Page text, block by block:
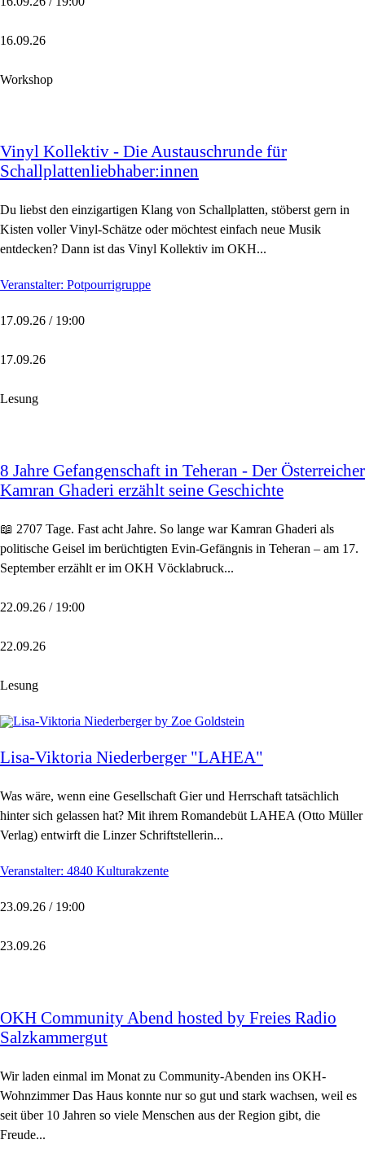
16.09.26
Workshop
Vinyl Kollektiv - Die Austauschrunde für
Schallplattenliebhaber:innen
Du liebst den einzigartigen Klang von Schallplatten, stöberst gern in
Kisten voller Vinyl-Schätze oder möchtest einfach neue Musik
entdecken? Dann ist das Vinyl Kollektiv im OKH...
Veranstalter: Potpourrigruppe
17.09.26 / 19:00
17.09.26
Lesung
8 Jahre Gefangenschaft in Teheran - Der Österreicher
Kamran Ghaderi erzählt seine Geschichte
📖 2707 Tage. Fast acht Jahre. So lange war Kamran Ghaderi als
politische Geisel im berüchtigten Evin-Gefängnis in Teheran – am 17.
September erzählt er im OKH Vöcklabruck...
22.09.26 / 19:00
22.09.26
Lesung
Lisa-Viktoria Niederberger "LAHEA"
Was wäre, wenn eine Gesellschaft Gier und Herrschaft tatsächlich
hinter sich gelassen hat? Mit ihrem Romandebüt LAHEA (Otto Müller
Verlag) entwirft die Linzer Schriftstellerin...
Veranstalter: 4840 Kulturakzente
23.09.26 / 19:00
23.09.26
OKH Community Abend hosted by Freies Radio
Salzkammergut
Wir laden einmal im Monat zu Community-Abenden ins OKH-
Wohnzimmer Das Haus konnte nur so gut und stark wachsen, weil es
seit über 10 Jahren so viele Menschen aus der Region gibt, die
Freude...